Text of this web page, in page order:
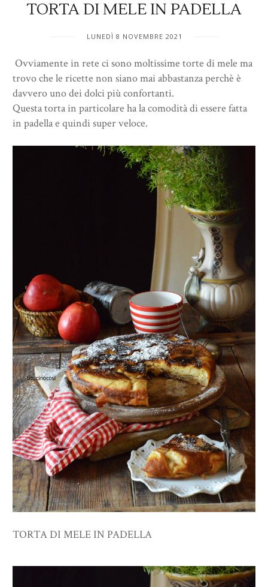
TORTA DI MELE IN PADELLA
LUNEDÌ 8 NOVEMBRE 2021
Ovviamente in rete ci sono moltissime torte di mele ma
trovo che le ricette non siano mai abbastanza perchè è
davvero uno dei dolci più confortanti.
Questa torta in particolare ha la comodità di essere fatta
in padella e quindi super veloce.
TORTA DI MELE IN PADELLA